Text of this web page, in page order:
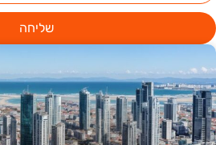
שליחה